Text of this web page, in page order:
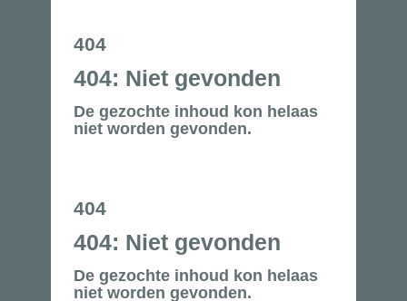
404
404: Niet gevonden
De gezochte inhoud kon helaas
niet worden gevonden.
404
404: Niet gevonden
De gezochte inhoud kon helaas
niet worden gevonden.